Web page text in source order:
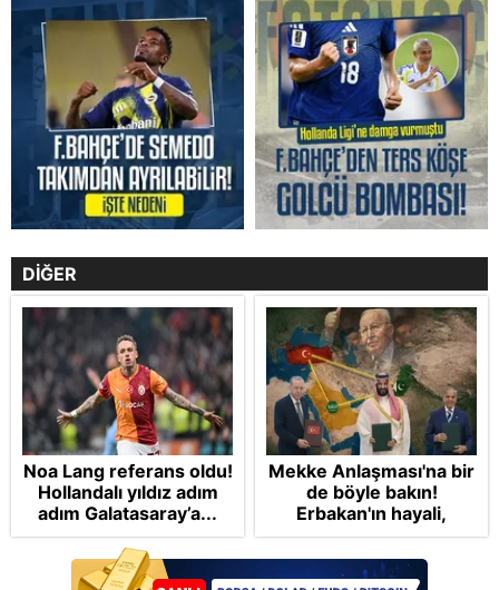
DİĞER
Noa Lang referans oldu!
Hollandalı yıldız adım
adım Galatasaray’a...
Mekke Anlaşması'na bir
de böyle bakın!
Erbakan'ın hayali,
Cumhur'un vizyonu:
İslam NATO'suna
Başkan Erdoğan mührü